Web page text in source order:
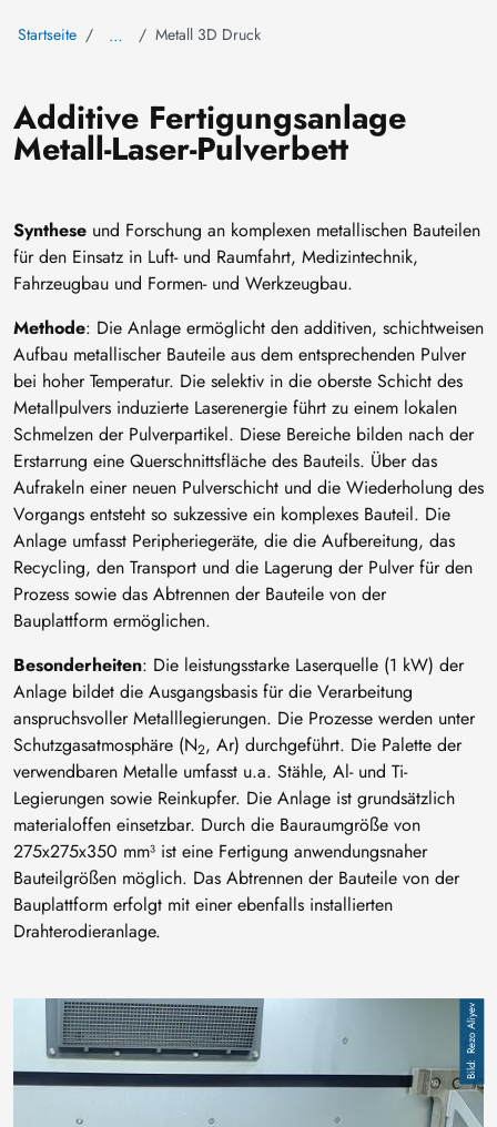
Startseite … Metall 3D Druck
Additive Fertigungsanlage
Metall-Laser-Pulverbett
Synthese und Forschung an komplexen metallischen Bauteilen
für den Einsatz in Luft- und Raumfahrt, Medizintechnik,
Fahrzeugbau und Formen- und Werkzeugbau.
Methode: Die Anlage ermöglicht den additiven, schichtweisen
Aufbau metallischer Bauteile aus dem entsprechenden Pulver
bei hoher Temperatur. Die selektiv in die oberste Schicht des
Metallpulvers induzierte Laserenergie führt zu einem lokalen
Schmelzen der Pulverpartikel. Diese Bereiche bilden nach der
Erstarrung eine Querschnittsfläche des Bauteils. Über das
Aufrakeln einer neuen Pulverschicht und die Wiederholung des
Vorgangs entsteht so sukzessive ein komplexes Bauteil. Die
Anlage umfasst Peripheriegeräte, die die Aufbereitung, das
Recycling, den Transport und die Lagerung der Pulver für den
Prozess sowie das Abtrennen der Bauteile von der
Bauplattform ermöglichen.
Besonderheiten: Die leistungsstarke Laserquelle (1 kW) der
Anlage bildet die Ausgangsbasis für die Verarbeitung
anspruchsvoller Metalllegierungen. Die Prozesse werden unter
Schutzgasatmosphäre (N2, Ar) durchgeführt. Die Palette der
verwendbaren Metalle umfasst u.a. Stähle, Al- und Ti-
Legierungen sowie Reinkupfer. Die Anlage ist grundsätzlich
materialoffen einsetzbar. Durch die Bauraumgröße von
275x275x350 mm³ ist eine Fertigung anwendungsnaher
Bauteilgrößen möglich. Das Abtrennen der Bauteile von der
Bauplattform erfolgt mit einer ebenfalls installierten
Drahterodieranlage.
Rezo Aliyev